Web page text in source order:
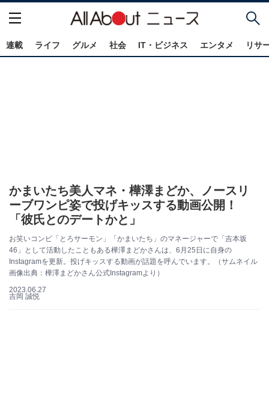
連載 ライフ グルメ 社会 IT・ビジネス エンタメ リサ
かまいたち美人マネ・樺澤まどか、ノースリ
ーブワンピ姿で投げキッスする動画公開！
「彼氏とのデートかと」
お笑いコンビ「とろサーモン」「かまいたち」のマネージャーで「吉本坂
46」として活動したこともある樺澤まどかさんは、6月25日に自身の
Instagramを更新。投げキッスする動画が話題を呼んでいます。（サムネイル
画像出典：樺澤まどかさん公式Instagramより）
2023.06.27
吉岡 誠悦